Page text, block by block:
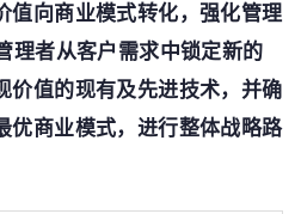
值向商业模式转化，强化管理
理者从客户需求中锁定新的
价值的现有及先进技术，并确
优商业模式，进行整体战略路